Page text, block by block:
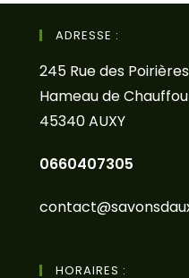
ADRESSE :
245 Rue des Poirières
Hameau de
45340 AUXY
0660407305
HORAIRES :